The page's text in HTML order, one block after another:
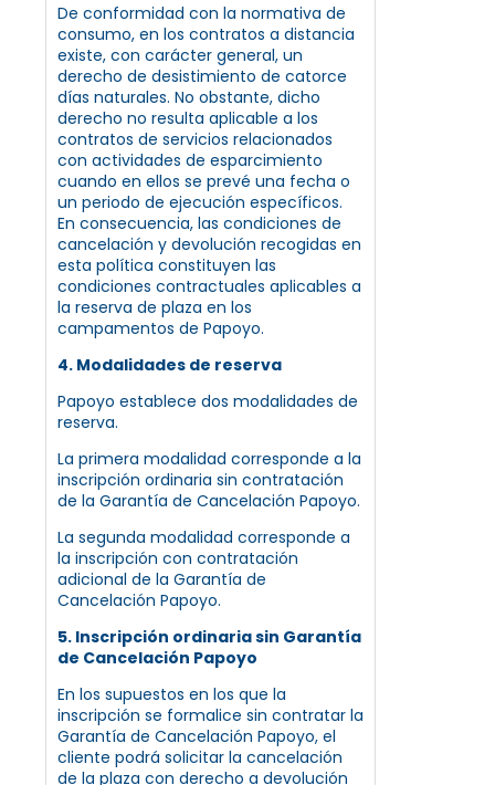
De conformidad con la normativa de
consumo, en los contratos a distancia
existe, con carácter general, un
derecho de desistimiento de catorce
días naturales. No obstante, dicho
derecho no resulta aplicable a los
contratos de servicios relacionados
con actividades de esparcimiento
cuando en ellos se prevé una fecha o
un periodo de ejecución específicos.
En consecuencia, las condiciones de
cancelación y devolución recogidas en
esta política constituyen las
condiciones contractuales aplicables a
la reserva de plaza en los
campamentos de Papoyo.
4. Modalidades de reserva
Papoyo establece dos modalidades de
reserva.
La primera modalidad corresponde a la
inscripción ordinaria sin contratación
de la Garantía de Cancelación Papoyo.
La segunda modalidad corresponde a
la inscripción con contratación
adicional de la Garantía de
Cancelación Papoyo.
5. Inscripción ordinaria sin Garantía
de Cancelación Papoyo
En los supuestos en los que la
inscripción se formalice sin contratar la
Garantía de Cancelación Papoyo, el
cliente podrá solicitar la cancelación
de la plaza con derecho a devolución